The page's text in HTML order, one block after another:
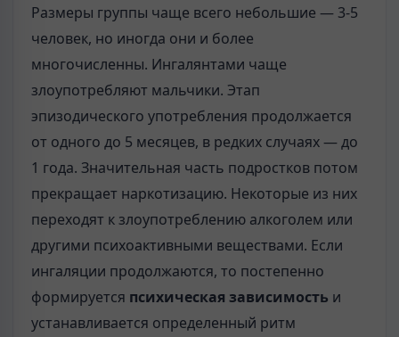
Размеры группы чаще всего небольшие — 3-5
человек, но иногда они и более
многочисленны. Ингалянтами чаще
злоупотребляют мальчики. Этап
эпизодического употребления продолжается
от одного до 5 месяцев, в редких случаях — до
1 года. Значительная часть подрост­ков потом
прекращает наркотизацию. Некоторые из них
переходят к зло­употреблению алкоголем или
другими психоактивными веществами. Если
ингаляции продолжаются, то постепенно
формируется психическая за­висимость и
устанавливается определенный ритм